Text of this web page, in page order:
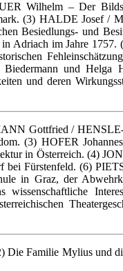
Wilhelm – Der
(3) HALDE Josef /
Besiedlungs- und
Adriach im Jahre
und Helga
und deren
Gottfried /
(3) HOFER
in Österreich. (4)
bei Fürstenfeld. (6)
in Graz, der
Familie Mylius und